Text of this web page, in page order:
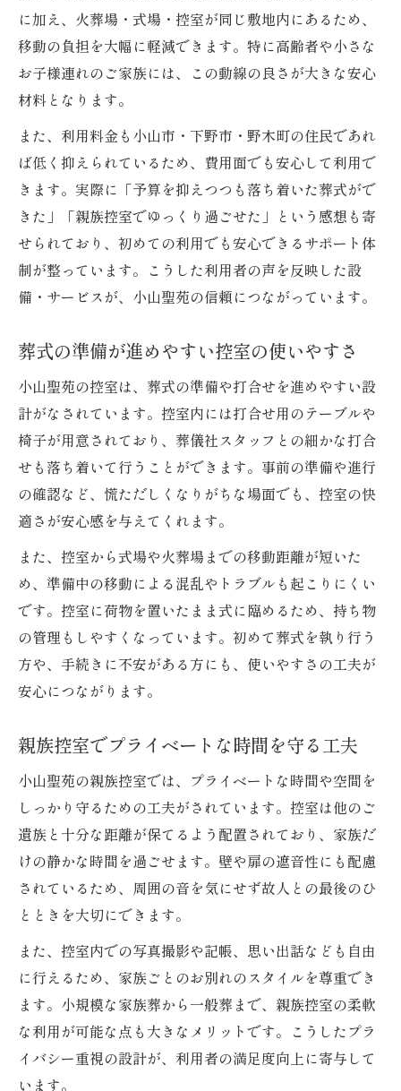
に加え、火葬場・式場・控室が同じ敷地内にあるため、
移動の負担を大幅に軽減できます。特に高齢者や小さな
お子様連れのご家族には、この動線の良さが大きな安心
材料となります。
また、利用料金も小山市・下野市・野木町の住民であれ
ば低く抑えられているため、費用面でも安心して利用で
きます。実際に「予算を抑えつつも落ち着いた葬式がで
きた」「親族控室でゆっくり過ごせた」という感想も寄
せられており、初めての利用でも安心できるサポート体
制が整っています。こうした利用者の声を反映した設
備・サービスが、小山聖苑の信頼につながっています。
葬式の準備が進めやすい控室の使いやすさ
小山聖苑の控室は、葬式の準備や打合せを進めやすい設
計がなされています。控室内には打合せ用のテーブルや
椅子が用意されており、葬儀社スタッフとの細かな打合
せも落ち着いて行うことができます。事前の準備や進行
の確認など、慌ただしくなりがちな場面でも、控室の快
適さが安心感を与えてくれます。
また、控室から式場や火葬場までの移動距離が短いた
め、準備中の移動による混乱やトラブルも起こりにくい
です。控室に荷物を置いたまま式に臨めるため、持ち物
の管理もしやすくなっています。初めて葬式を執り行う
方や、手続きに不安がある方にも、使いやすさの工夫が
安心につながります。
親族控室でプライベートな時間を守る工夫
小山聖苑の親族控室では、プライベートな時間や空間を
しっかり守るための工夫がされています。控室は他のご
遺族と十分な距離が保てるよう配置されており、家族だ
けの静かな時間を過ごせます。壁や扉の遮音性にも配慮
されているため、周囲の音を気にせず故人との最後のひ
とときを大切にできます。
また、控室内での写真撮影や記帳、思い出話なども自由
に行えるため、家族ごとのお別れのスタイルを尊重でき
ます。小規模な家族葬から一般葬まで、親族控室の柔軟
な利用が可能な点も大きなメリットです。こうしたプラ
イバシー重視の設計が、利用者の満足度向上に寄与して
います。